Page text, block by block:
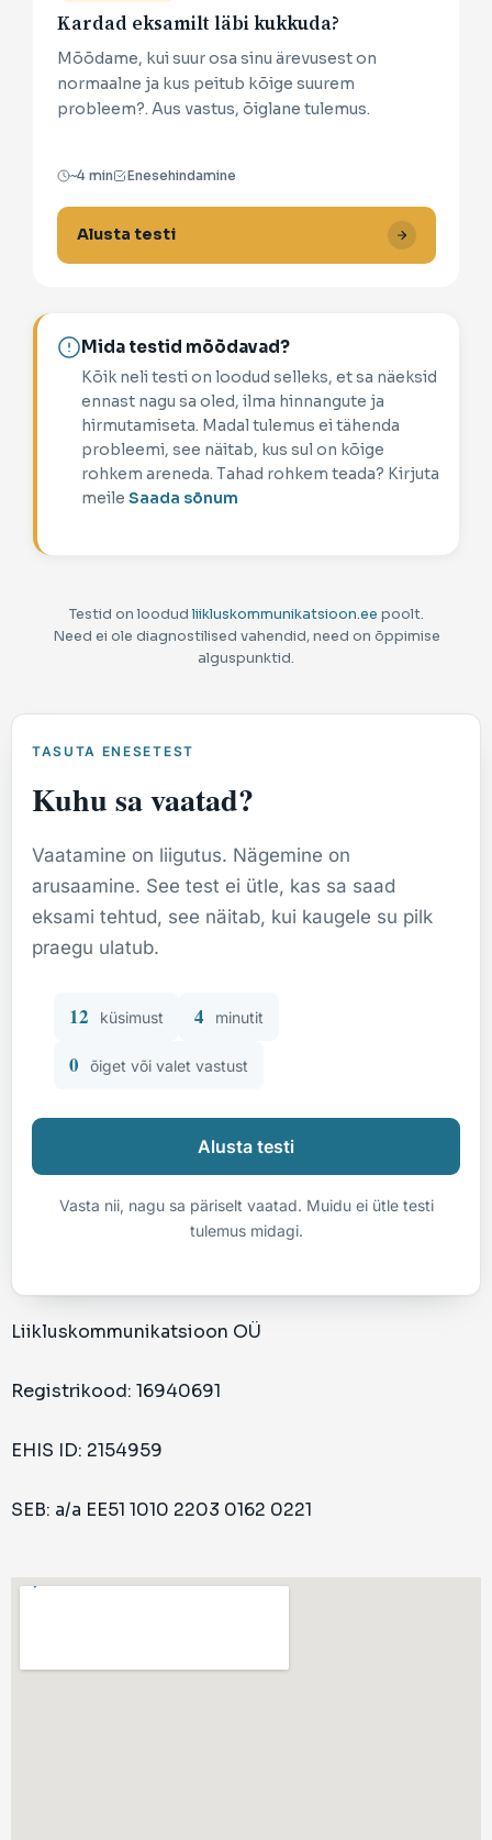
Kardad eksamilt läbi kukkuda?
Mõõdame, kui suur osa sinu ärevusest on
normaalne ja kus peitub kõige suurem
probleem?. Aus vastus, õiglane tulemus.
~4 min Enesehindamine
Alusta testi
Mida testid mõõdavad?
Kõik neli testi on loodud selleks, et sa näeksid
ennast nagu sa oled, ilma hinnangute ja
hirmutamiseta. Madal tulemus ei tähenda
probleemi, see näitab, kus sul on kõige
rohkem areneda. Tahad rohkem teada? Kirjuta
meile Saada sõnum
Testid on loodudliikluskommunikatsioon.ee poolt.
Need ei ole diagnostilised vahendid, need on õppimise
alguspunktid.
TASUTA ENESETEST
Kuhu sa vaatad?
Vaatamine on liigutus. Nägemine on
arusaamine. See test ei ütle, kas sa saad
eksami tehtud, see näitab, kui kaugele su pilk
praegu ulatub.
12 küsimust 4 minutit
0 õiget või valet vastust
Alusta testi
Vasta nii, nagu sa päriselt vaatad. Muidu ei ütle testi
tulemus midagi.
Liikluskommunikatsioon OÜ
Registrikood: 16940691
EHIS ID: 2154959
SEB: a/a EE51 1010 2203 0162 0221